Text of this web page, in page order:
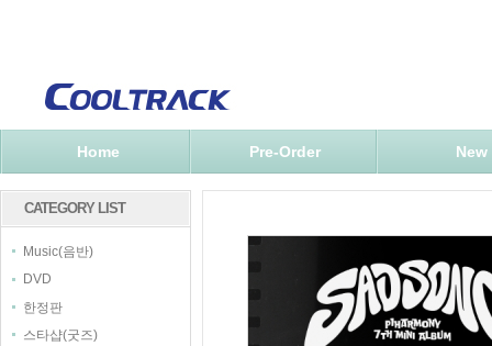
Home Pre-Order New
CATEGORY LIST
Music(음반)
DVD
한정판
스타샵(굿즈)